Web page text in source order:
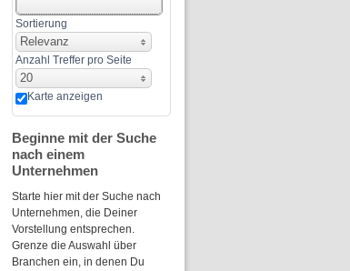
Sortierung
Relevanz
Anzahl Treffer pro Seite
20
Karte anzeigen
Beginne mit der Suche
nach einem
Unternehmen
Starte hier mit der Suche nach
Unternehmen, die Deiner
Vorstellung entsprechen.
Grenze die Auswahl über
Branchen ein, in denen Du